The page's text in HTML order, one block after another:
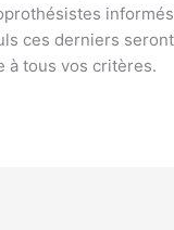
ces derniers
à tous vos critères.